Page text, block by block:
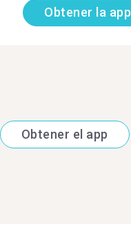
Obtener la app
Obtener el app